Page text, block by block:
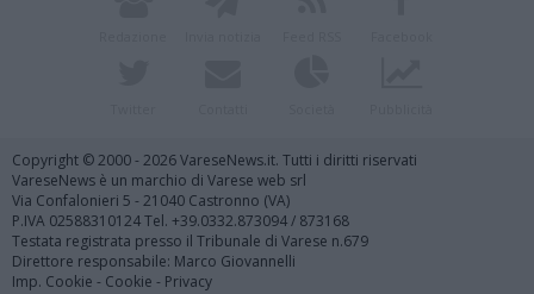
Copyright © 2000 - 2026 VareseNews.it. Tutti i diritti riservati
VareseNews è un marchio di Varese web srl
Via Confalonieri 5 - 21040 Castronno (VA)
P.IVA 02588310124 Tel. +39.0332.873094 / 873168
Testata registrata presso il Tribunale di Varese n.679
Direttore responsabile: Marco Giovannelli
Imp. Cookie - Cookie - Privacy